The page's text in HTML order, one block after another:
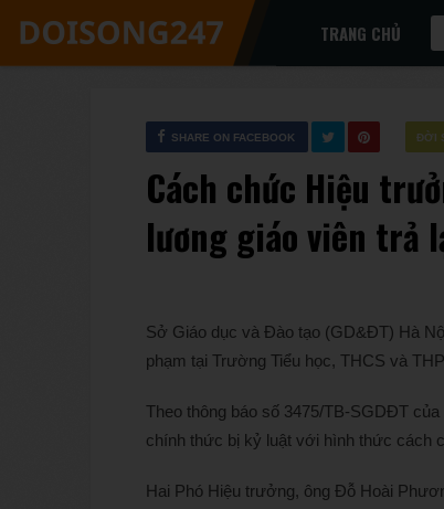
TRANG CHỦ
ĐỜI
SHARE ON FACEBOOK
Cách chức Hiệu
lương giáo viên trả
Sở Giáo dục và Đào tạo (GD&ĐT) Hà
phạm tại Trường Tiểu học, THCS và
Theo thông báo số 3475/TB-SGDĐT
chính thức bị kỷ luật với hình thức cách
Hai Phó Hiệu trưởng, ông Đỗ Hoài